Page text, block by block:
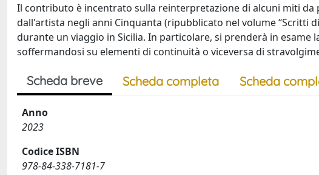
Il contributo è incentrato sulla reinterpretazione di alcuni miti
dall'artista negli anni Cinquanta (ripubblicato nel volume “Scritti
durante un viaggio in Sicilia. In particolare, si prenderà in esame
soffermandosi su elementi di continuità o viceversa di
Scheda breve Scheda completa Scheda
Anno
2023
Codice ISBN
978-84-338-7181-7